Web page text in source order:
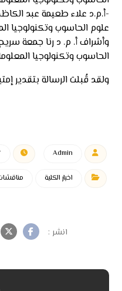
-أ.م.د علاء طعيمة عبد
علوم الحاسوب وتكنولوجيا
وأشراف أ. م. د رنا جمعة
الحاسوب وتكنولوجيا
ولقد قُبلت الرسالة بتقدير
Admin
اخبار الكلية